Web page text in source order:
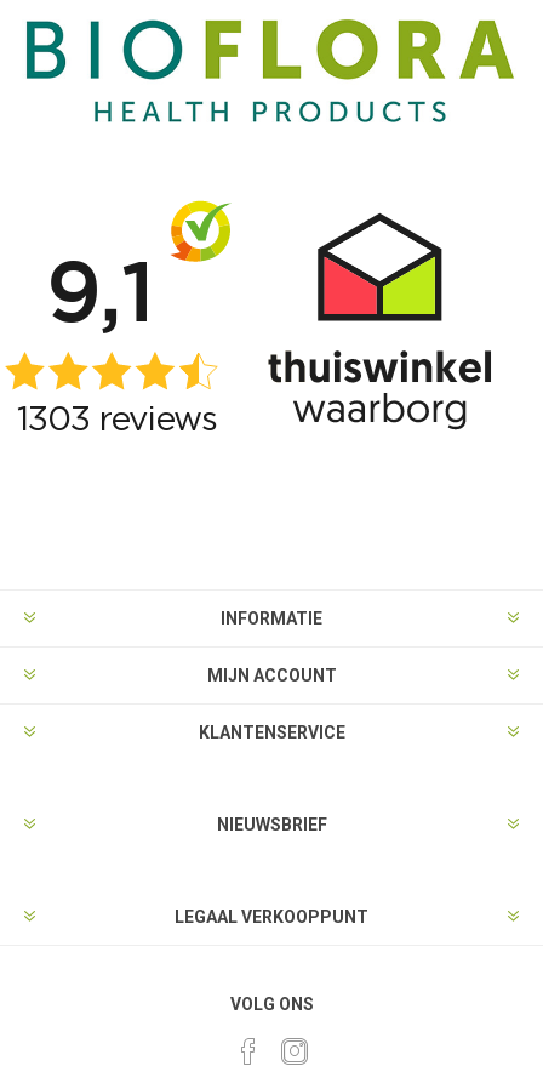
INFORMATIE
MIJN ACCOUNT
KLANTENSERVICE
NIEUWSBRIEF
LEGAAL VERKOOPPUNT
VOLG ONS